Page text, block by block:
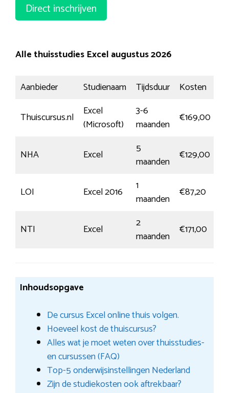
Direct inschrijven
Alle thuisstudies Excel augustus 2026
Aanbieder Studienaam Tijdsduur Kosten
Thuiscursus.nl
Excel
(Microsoft)
3-6
maanden
€169,00
NHA
Excel
5
maanden
€129,00
LOI
Excel 2016
1
maanden
€87,20
NTI
Excel
2
maanden
€171,00
Inhoudsopgave
De cursus Excel online thuis volgen.
Hoeveel kost de thuiscursus?
Alles wat je moet weten over thuisstudies-
en cursussen (FAQ)
Top-5 onderwijsinstellingen Nederland
Zijn de studiekosten ook aftrekbaar?